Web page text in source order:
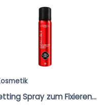
Spray zum Fixieren...